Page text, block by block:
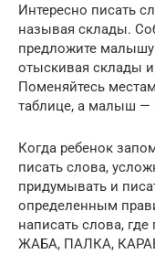
Интересно писать
называя склады.
предложите малышу
отыскивая склады
Поменяйтесь
таблице, а малыш —
Когда ребенок
писать слова,
придумывать и
определенным
написать слова, где
ЖАБА, ПАЛКА,